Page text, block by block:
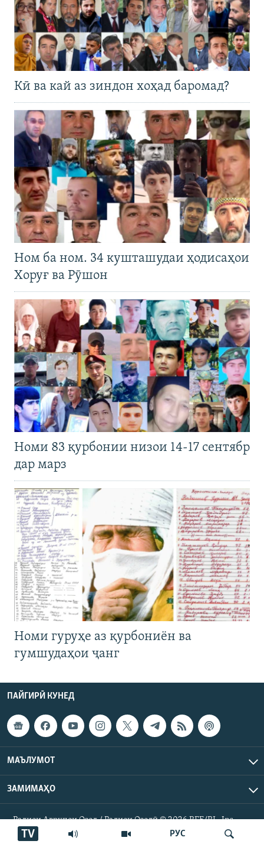
РУС
TV
Кӣ ва кай аз зиндон хоҳад баромад?
Ном ба ном. 34 кушташудаи ҳодисаҳои
Хоруғ ва Рӯшон
Номи 83 қурбонии низои 14-17 сентябр
дар марз
Номи гуруҳе аз қурбониён ва
гумшудаҳои ҷанг
ПАЙГИРӢ КУНЕД
МАЪЛУМОТ
ЗАМИМАҲО
Радиои Аврупои Озод / Радиои Озодӣ © 2026 RFE/RL. Inc.
Ҳамаи ҳуқуқ маҳфуз аст.